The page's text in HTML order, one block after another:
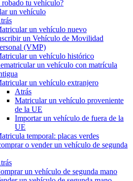
robado tu vehículo?
un vehículo
un vehículo nuevo
un Vehículo de Movilidad
(VMP)
un vehículo histórico
un vehículo con matrícula
un vehículo extranjero
Atrás
Matricular un vehículo proveniente
de la UE
Importar un vehículo de fuera de la
UE
temporal: placas verdes
o vender un vehículo de segunda
un vehículo de segunda mano